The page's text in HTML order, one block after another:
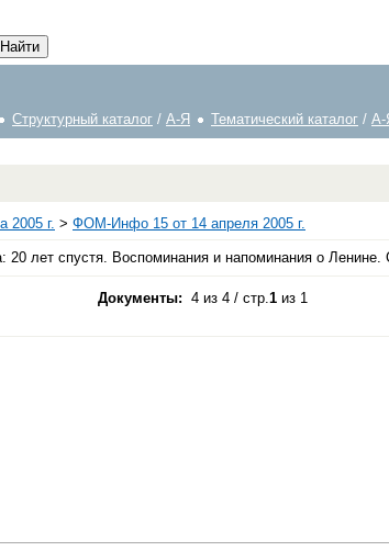
Структурный каталог / А-Я Тематический каталог / А-
2005 г. > ФОМ-Инфо 15 от 14 апреля 2005 г.
лет спустя. Воспоминания и напоминания о Ленине.
Документы: 4 из 4 / стр. 1из 1